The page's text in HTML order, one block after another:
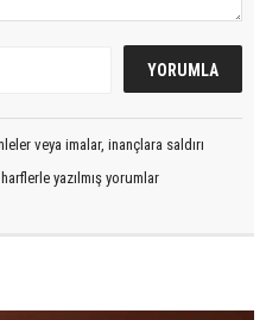
veya imalar, inançlara saldırı
yazılmış yorumlar